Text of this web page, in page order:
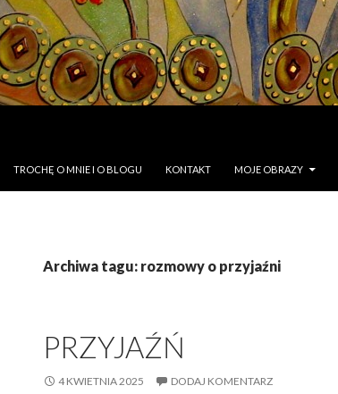
TROCHĘ O MNIE I O BLOGU
KONTAKT MOJE OBRAZY
Archiwa tagu: rozmowy o przyjaźni
PRZYJAŹŃ
4 KWIETNIA 2025 DODAJ KOMENTARZ